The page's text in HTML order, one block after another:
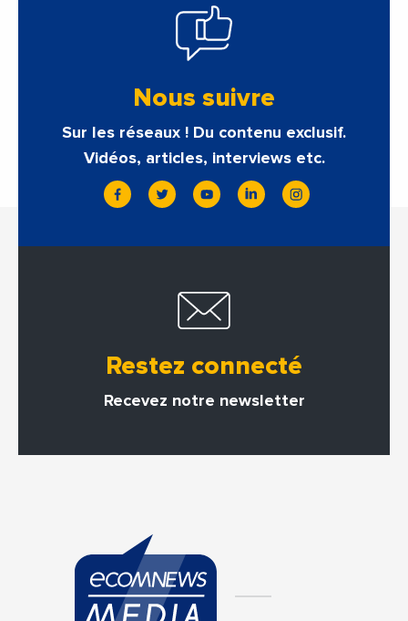
Nous suivre
Sur les réseaux ! Du contenu exclusif.
Vidéos, articles, interviews etc.
Restez connecté
Recevez notre newsletter